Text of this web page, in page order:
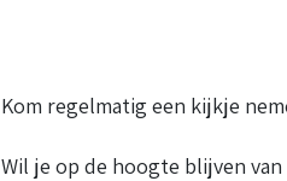
Kom regelmatig een kijkje
Wil je op de hoogte blijven